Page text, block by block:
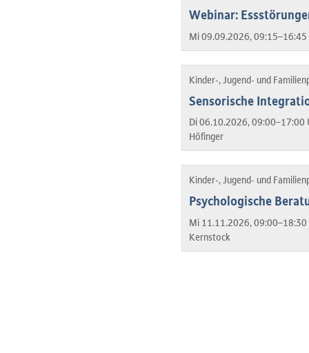
Webinar:
Mi 09.09.2026,
Kinder-, Jugend- und
Sensorische
Di 06.10.2026, 09:00–17:00
Höfinger
Kinder-, Jugend- und
Psychologische
Mi 11.11.2026,
Kernstock